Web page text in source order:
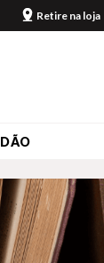
Retire na loja